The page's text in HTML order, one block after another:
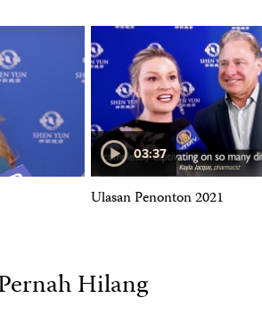
03:37
Ulasan Penonton 2021
Hilang